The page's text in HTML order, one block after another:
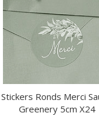
Stickers Ronds Merci
Greenery 5cm X24